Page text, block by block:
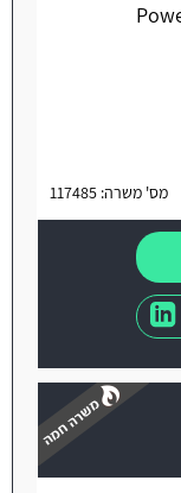
מס' משרה: 117485